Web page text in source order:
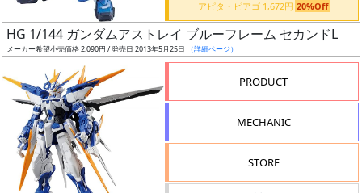
グ
レ
ー
アピタ・ピアゴ 1,672円 20%Off
HG 1/144 ガンダムアストレイ ブルーフレーム セカンドL
メーカー希望小売価格 2,090円 / 発売日 2013年5月25日 （詳細ページ）
PRODUCT
MECHANIC
STORE